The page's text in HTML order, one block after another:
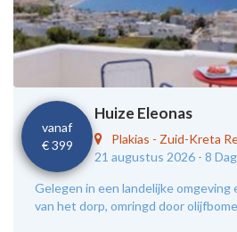
vanaf
€ 399
Huize Eleonas
Plakias - Zuid-Kreta
21 augustus 2026 - 8
Gelegen in een landelijke
van het dorp, omringd door